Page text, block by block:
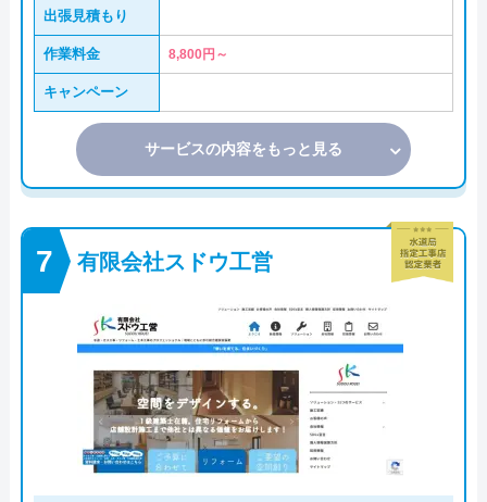
出張見積もり
作業料金 8,800円～
キャンペーン
サービスの内容をもっと見る
有限会社スドウ工営